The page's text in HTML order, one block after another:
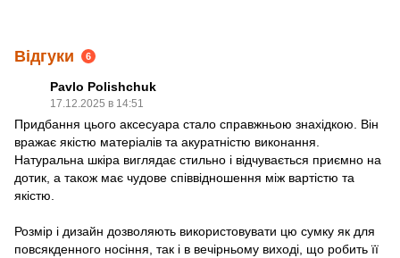
Відгуки 6
Pavlo Polishchuk
17.12.2025 в 14:51
Придбання цього аксесуара стало справжньою знахідкою. Він
вражає якістю матеріалів та акуратністю виконання.
Натуральна шкіра виглядає стильно і відчувається приємно на
дотик, а також має чудове співвідношення між вартістю та
якістю.
Розмір і дизайн дозволяють використовувати цю сумку як для
повсякденного носіння, так і в вечірньому виході, що робить її